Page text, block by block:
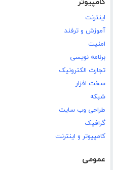
کامپیوتر
اینترنت
آموزش و ترفند
امنیت
برنامه نویسی
تجارت الکترونیک
سخت افزار
شبکه
طراحی وب سایت
گرافیک
کامپیوتر و اینترنت
عمومی